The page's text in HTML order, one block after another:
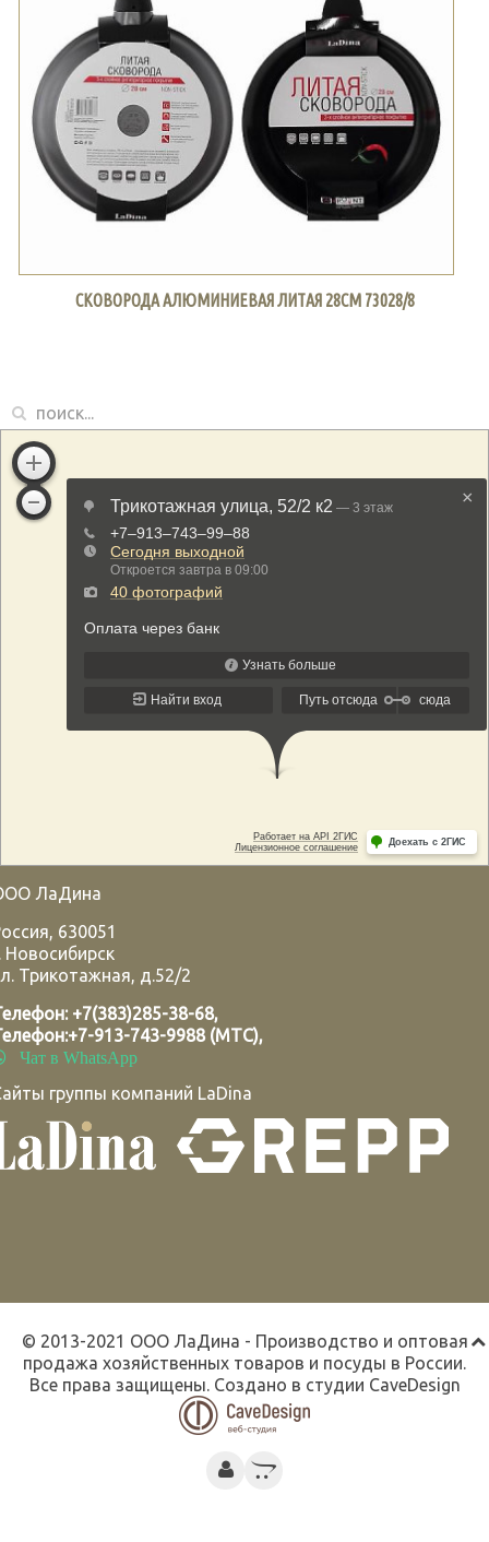
СКОВОРОДА АЛЮМИНИЕВАЯ ЛИТАЯ 28СМ 73028/8
ЛаДина
, 630051
Новосибирск
Трикотажная, д.52/2
+7(383)285-38-68,
+7-913-743-9988 (МТС),
Чат в WhatsApp
группы компаний LaDina
© 2013-2021 ООО ЛаДина - Производство и оптовая
продажа хозяйственных товаров и посуды в России.
Все права защищены. Создано в студии CaveDesign